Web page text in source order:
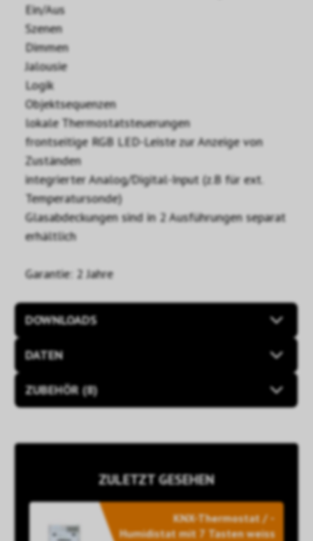
Ein/Aus
Szenen
Dimmen
Jalousie
Logik
Objektsequenzen
lokale Thermostatsteuerungen
frontseitige RGB LED-Leiste zur Anzeige von
Zuständen
integrierter Analog/Digital-Input (z.B für ext.
Temperatursonde)
Glasabdeckungen sind in 2 Ausführungen separat
erhältlich
Garantie: 2 Jahre
DOWNLOADS
DATEN
ZUBEHÖR (8)
ZULETZT GESEHEN
KNX-Thermostat / -
Humidistat mit 7 Tasten weiss